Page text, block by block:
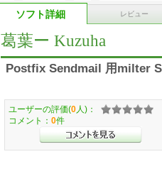
ソフト詳細 レビュー
葛葉ー Kuzuha
Postfix Sendmail 用milter
ユーザーの評価(0 人)：
コメント： 0件